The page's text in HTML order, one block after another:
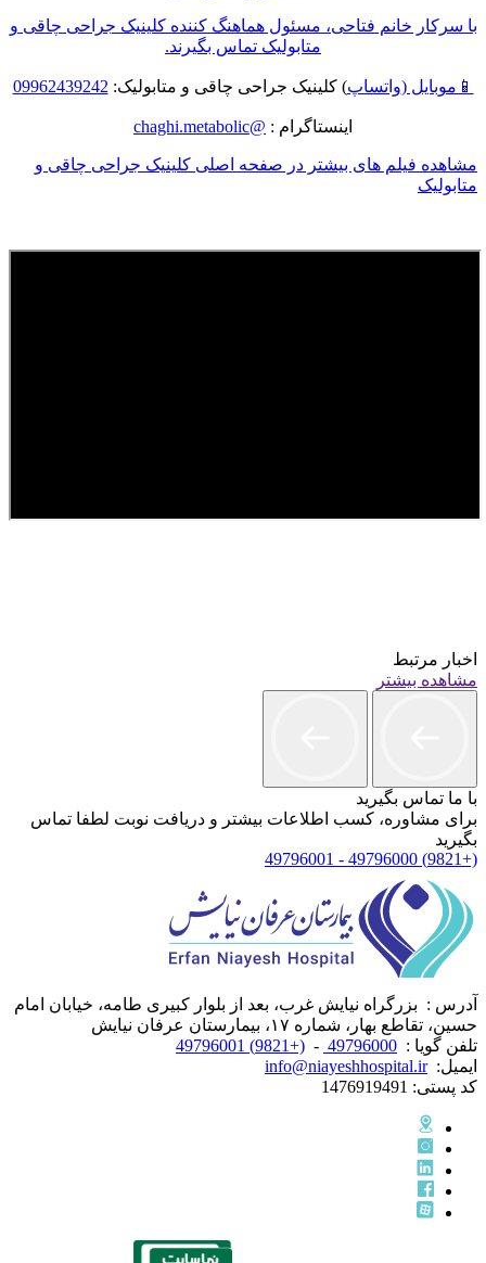
با سرکار خانم فتاحی، مسئول هماهنگ کننده کلینیک جراحی چاقی و
متابولیک تماس بگیرند.
📱موبایل (واتساپ) کلینیک جراحی چاقی و متابولیک: 09962439242
اینستاگرام : @chaghi.metabolic
مشاهده فیلم های بیشتر در صفحه اصلی کلینیک جراحی چاقی و
متابولیک
اخبار مرتبط
مشاهده بیشتر
با ما تماس بگیرید
برای مشاوره، کسب اطلاعات بیشتر و دریافت نوبت لطفا تماس
بگیرید
(+9821) 49796000 - 49796001
آدرس : بزرگراه نیایش غرب، بعد از بلوار کبیری طامه، خیابان امام
حسین، تقاطع بهار، شماره ۱۷، بیمارستان عرفان نیایش
تلفن گویا : 49796000
-
(+9821) 49796001
ایمیل: info@niayeshhospital.ir
کد پستی: 1476919491